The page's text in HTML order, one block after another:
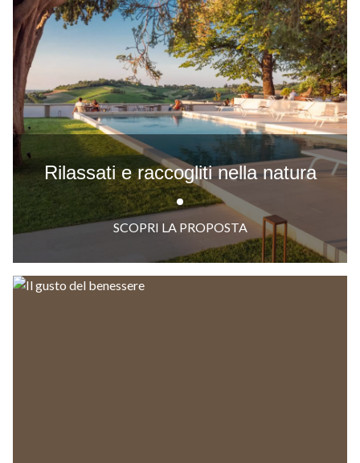
Rilassati e raccogliti nella natura
SCOPRI LA PROPOSTA